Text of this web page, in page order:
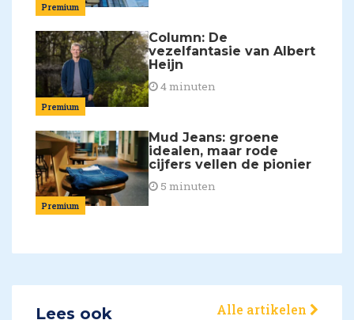
Premium
Premium
Column: De
vezelfantasie van Albert
Heijn
4 minuten
Premium
Mud Jeans: groene
idealen, maar rode
cijfers vellen de pionier
5 minuten
Lees ook Alle artikelen